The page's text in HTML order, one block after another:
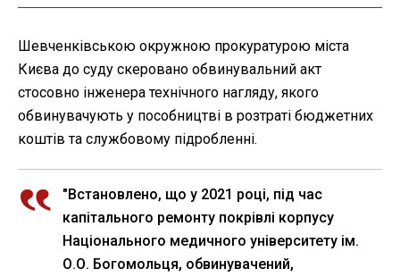
Шевченківською окружною прокуратурою міста
Києва до суду скеровано обвинувальний акт
стосовно інженера технічного нагляду, якого
обвинувачують у пособництві в розтраті бюджетних
коштів та службовому підробленні.
"Встановлено, що у 2021 році, під час
капітального ремонту покрівлі корпусу
Національного медичного університету ім.
О.О. Богомольця, обвинувачений,